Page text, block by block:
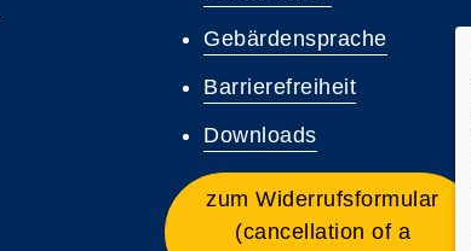
Gebärdensprache
Barrierefreiheit
Downloads
zum Widerrufsformular
(cancellation of a